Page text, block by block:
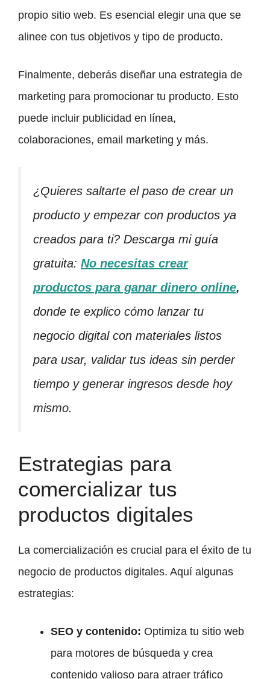
propio sitio web. Es esencial elegir una que se
alinee con tus objetivos y tipo de producto.
Finalmente, deberás diseñar una estrategia de
marketing para promocionar tu producto. Esto
puede incluir publicidad en línea,
colaboraciones, email marketing y más.
¿Quieres saltarte el paso de crear un
producto y empezar con productos ya
creados para ti? Descarga mi guía
gratuita: No necesitas crear
productos para ganar dinero online,
donde te explico cómo lanzar tu
negocio digital con materiales listos
para usar, validar tus ideas sin perder
tiempo y generar ingresos desde hoy
mismo.
Estrategias para
comercializar tus
productos digitales
La comercialización es crucial para el éxito de tu
negocio de productos digitales. Aquí algunas
estrategias:
SEO y contenido: Optimiza tu sitio web
para motores de búsqueda y crea
contenido valioso para atraer tráfico